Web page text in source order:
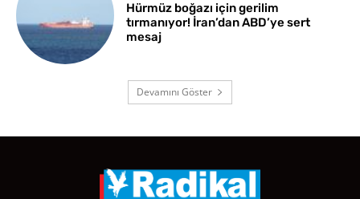
Hürmüz boğazı için gerilim
tırmanıyor! İran’dan ABD’ye sert
mesaj
Devamını Göster